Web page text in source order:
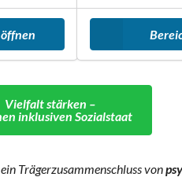
Vielfalt stärken –
inklusiven Sozialstaat
Trägerzusammenschluss von